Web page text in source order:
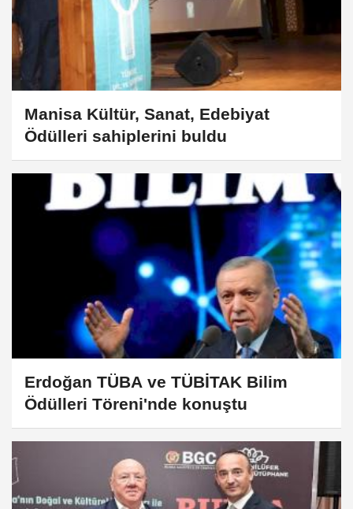
Manisa Kültür, Sanat, Edebiyat
Ödülleri sahiplerini buldu
Erdoğan TÜBA ve TÜBİTAK Bilim
Ödülleri Töreni'nde konuştu